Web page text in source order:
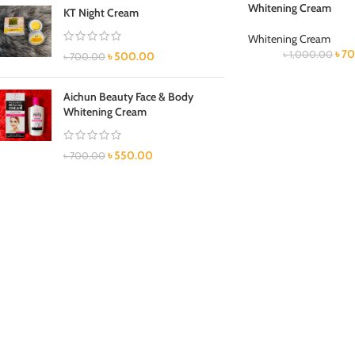
KT Night Cream
৳700.00 ৳500.00
Aichun Beauty Face & Body
Whitening Cream
৳700.00 ৳550.00
Whitening Cream
Whitening Cream
৳1,000.00 ৳